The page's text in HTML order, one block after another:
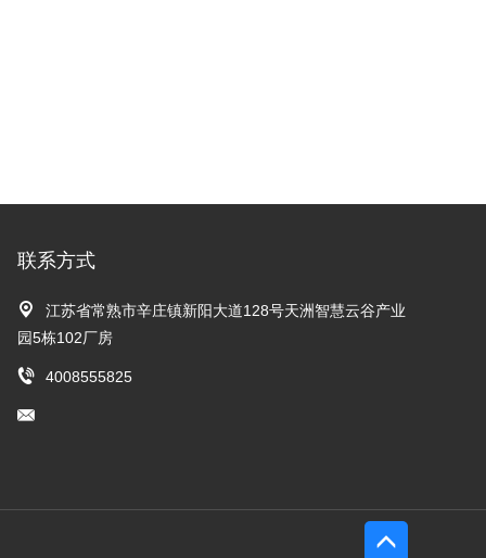
联系方式
江苏省常熟市辛庄镇新阳大道128号天洲智慧云谷产业
园5栋102厂房
4008555825